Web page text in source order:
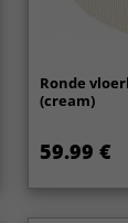
Ronde
(cream)
59.99 €